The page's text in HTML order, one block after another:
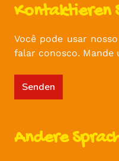
Kontaktieren
Você pode usar
falar conosco. Mande
Senden
Andere